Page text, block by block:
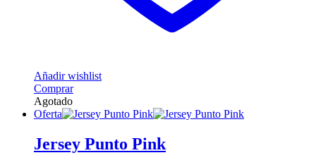
Añadir wishlist
ComprarEste
tiene
variantes.
Las
Agotado
Oferta
Jersey Punto Pink